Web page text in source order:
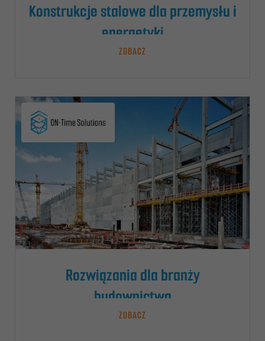
Konstrukcje stalowe dla przemysłu i
energetyki
ZOBACZ
Rozwiązania dla branży
budownictwa
ZOBACZ